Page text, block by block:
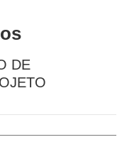
DE